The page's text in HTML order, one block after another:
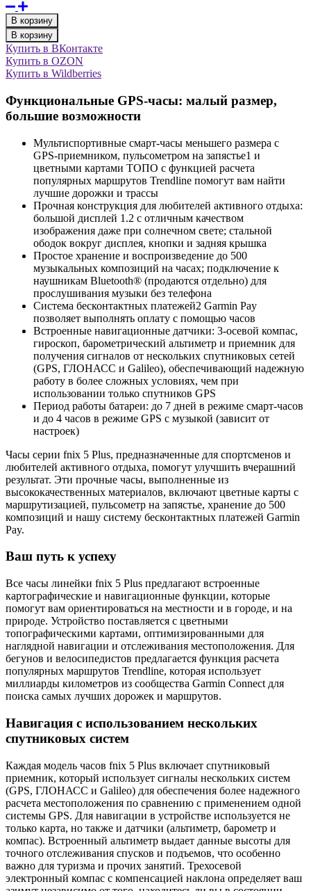
В корзину
В корзину
Купить в ВКонтакте
Купить в OZON
Купить в Wildberries
Функциональные GPS-часы: малый размер,
большие возможности
Мультиспортивные смарт-часы меньшего размера с
GPS-приемником, пульсометром на запястье1 и
цветными картами ТОПО с функцией расчета
популярных маршрутов Trendline помогут вам найти
лучшие дорожки и трассы
Прочная конструкция для любителей активного отдыха:
большой дисплей 1.2 с отличным качеством
изображения даже при солнечном свете; стальной
ободок вокруг дисплея, кнопки и задняя крышка
Простое хранение и воспроизведение до 500
музыкальных композиций на часах; подключение к
наушникам Bluetooth® (продаются отдельно) для
прослушивания музыки без телефона
Система бесконтактных платежей2 Garmin Pay
позволяет выполнять оплату с помощью часов
Встроенные навигационные датчики: 3-осевой компас,
гироскоп, барометрический альтиметр и приемник для
получения сигналов от нескольких спутниковых сетей
(GPS, ГЛОНАСС и Galileo), обеспечивающий надежную
работу в более сложных условиях, чем при
использовании только спутников GPS
Период работы батареи: до 7 дней в режиме смарт-часов
и до 4 часов в режиме GPS с музыкой (зависит от
настроек)
Часы серии fnix 5 Plus, предназначенные для спортсменов и
любителей активного отдыха, помогут улучшить вчерашний
результат. Эти прочные часы, выполненные из
высококачественных материалов, включают цветные карты с
маршрутизацией, пульсометр на запястье, хранение до 500
композиций и нашу систему бесконтактных платежей Garmin
Pay.
Ваш путь к успеху
Все часы линейки fnix 5 Plus предлагают встроенные
картографические и навигационные функции, которые
помогут вам ориентироваться на местности и в городе, и на
природе. Устройство поставляется с цветными
топографическими картами, оптимизированными для
наглядной навигации и отслеживания местоположения. Для
бегунов и велосипедистов предлагается функция расчета
популярных маршрутов Trendline, которая использует
миллиарды километров из сообщества Garmin Connect для
поиска самых лучших дорожек и маршрутов.
Навигация с использованием нескольких
спутниковых систем
Каждая модель часов fnix 5 Plus включает спутниковый
приемник, который использует сигналы нескольких систем
(GPS, ГЛОНАСС и Galileo) для обеспечения более надежного
расчета местоположения по сравнению с применением одной
системы GPS. Для навигации в устройстве используется не
только карта, но также и датчики (альтиметр, барометр и
компас). Встроенный альтиметр выдает данные высоты для
точного отслеживания спусков и подъемов, что особенно
важно для туризма и прочих занятий. Трехосевой
электронный компас с компенсацией наклона определяет ваш